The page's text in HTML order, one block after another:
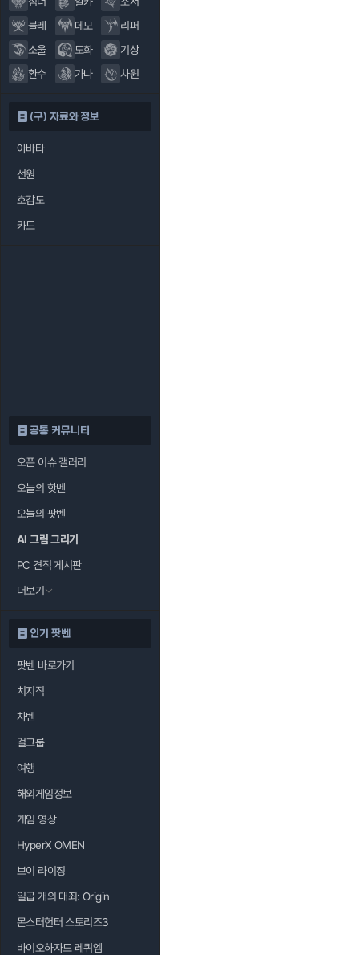
블레
데모
리퍼
소울
도화
기상
환수
가나 차원
(구) 자료와 정보
아바타
선원
호감도
카드
공통 커뮤니티
오픈 이슈 갤러리
오늘의 핫벤
오늘의 팟벤
AI 그림 그리기
PC 견적 게시판
더보기
인기 팟벤
팟벤 바로가기
치지직
차벤
걸그룹
여행
해외게임정보
게임 영상
HyperX OMEN
브이 라이징
일곱 개의 대죄: Origin
몬스터헌터 스토리즈3
바이오하자드 레퀴엠